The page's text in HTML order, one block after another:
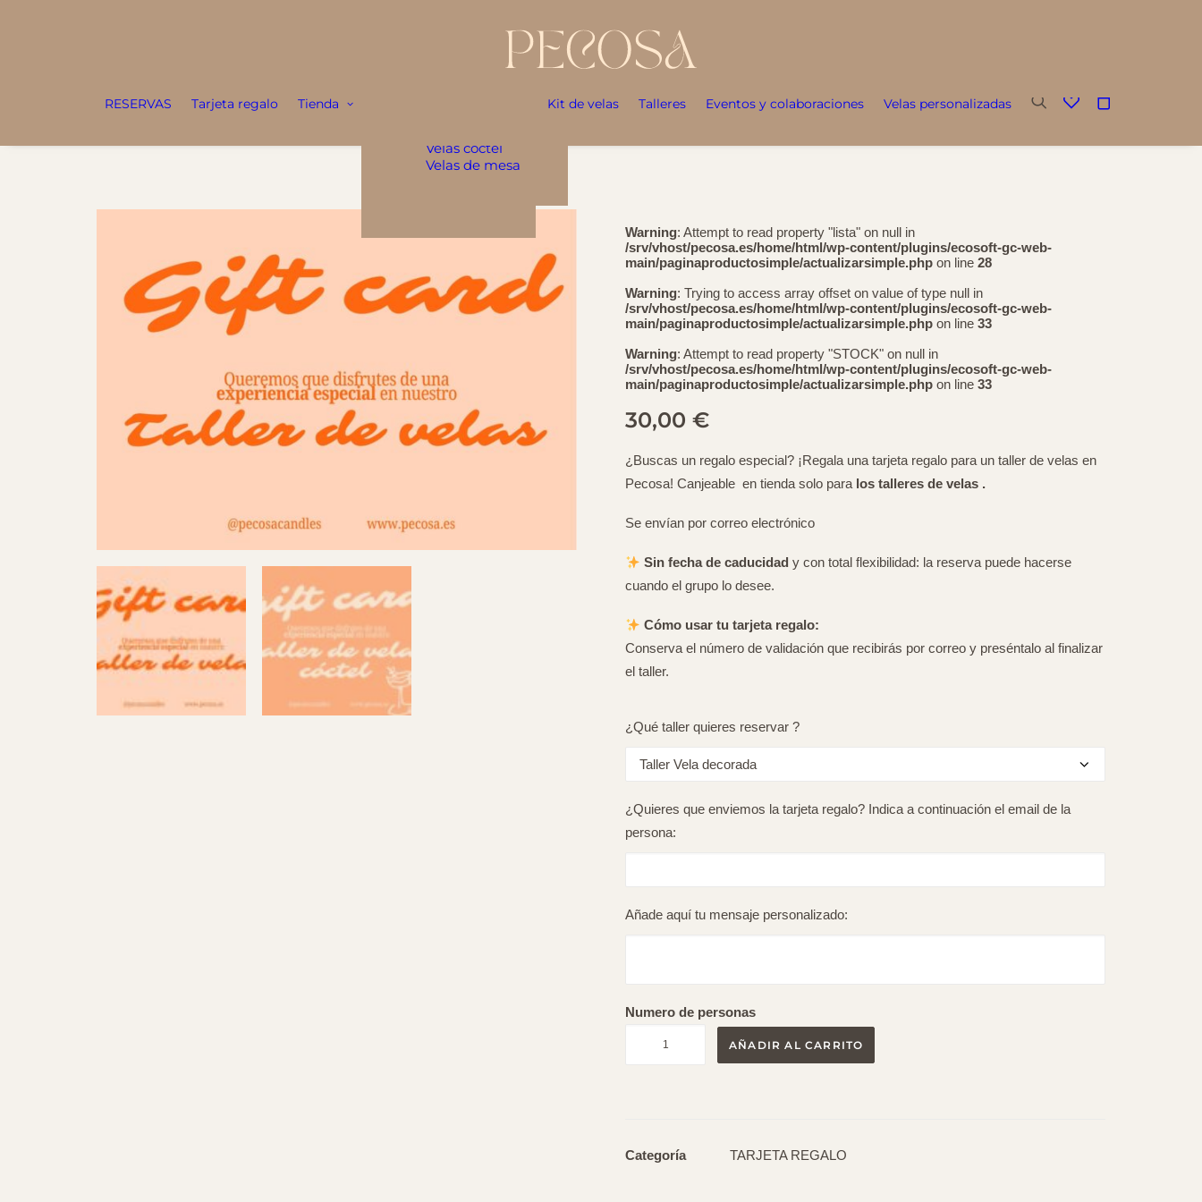
RESERVAS Tarjeta regalo Tienda
Velas cóctel
Velas de mesa
Kit de velas Talleres Eventos y colaboraciones Velas personalizadas
Warning: Attempt to read property "lista" on null in
/srv/vhost/pecosa.es/home/html/wp-content/plugins/ecosoft-gc-web-
main/paginaproductosimple/actualizarsimple.php on line 28
Warning: Trying to access array offset on value of type null in
/srv/vhost/pecosa.es/home/html/wp-content/plugins/ecosoft-gc-web-
main/paginaproductosimple/actualizarsimple.php on line 33
Warning: Attempt to read property "STOCK" on null in
/srv/vhost/pecosa.es/home/html/wp-content/plugins/ecosoft-gc-web-
main/paginaproductosimple/actualizarsimple.php on line 33
30,00 €
¿Buscas un regalo especial? ¡Regala una tarjeta regalo para un taller de velas en
Pecosa! Canjeable en tienda solo para los talleres de velas .
Se envían por correo electrónico
Sin fecha de caducidad y con total flexibilidad: la reserva puede hacerse
cuando el grupo lo desee.
Cómo usar tu tarjeta regalo:
Conserva el número de validación que recibirás por correo y preséntalo al finalizar
el taller.
¿Qué taller quieres reservar ?
¿Quieres que enviemos la tarjeta regalo? Indica a continuación el email de la
persona:
Añade aquí tu mensaje personalizado:
Numero de personas
AÑADIR AL CARRITO
Categoría TARJETA REGALO